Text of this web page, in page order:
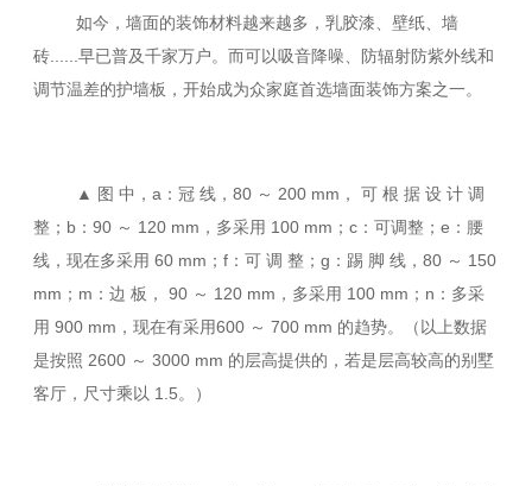
如今，墙面的装饰材料越来越多，乳胶漆、壁纸、墙
砖......早已普及千家万户。而可以吸音降噪、防辐射防紫外线和
调节温差的护墙板，开始成为众家庭首选墙面装饰方案之一。
▲ 图 中，a：冠 线，80 ～ 200 mm， 可 根 据 设 计 调
整；b：90 ～ 120 mm，多采用 100 mm；c：可调整；e：腰
线，现在多采用 60 mm；f：可 调 整；g：踢 脚 线，80 ～ 150
mm；m：边 板， 90 ～ 120 mm，多采用 100 mm；n：多采
用 900 mm，现在有采用600 ～ 700 mm 的趋势。（以上数据
是按照 2600 ～ 3000 mm 的层高提供的，若是层高较高的别墅
客厅，尺寸乘以 1.5。）